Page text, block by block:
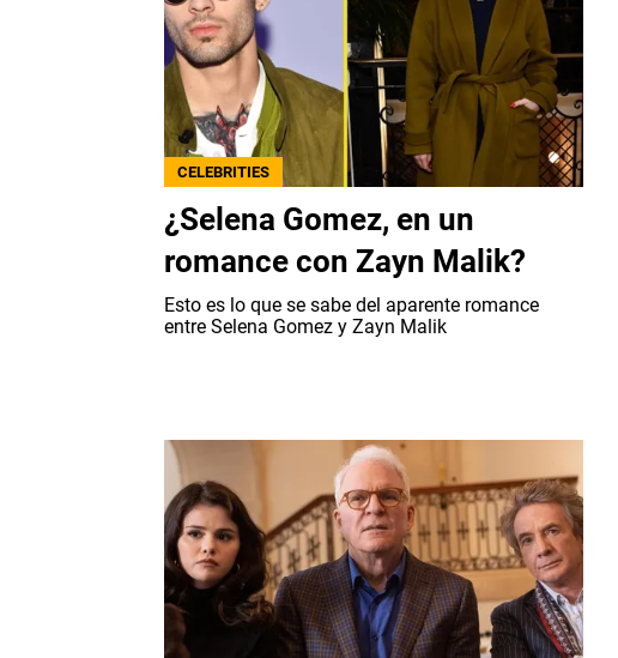
CELEBRITIES
¿Selena Gomez, en un
romance con Zayn Malik?
Esto es lo que se sabe del aparente romance
entre Selena Gomez y Zayn Malik